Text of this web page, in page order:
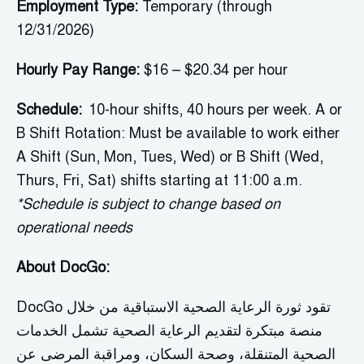
Employment Type: Temporary (through
12/31/2026)
Hourly Pay Range: $1 6 – $20.34 per hour
Schedule: 10-hour shifts, 40 hours per week. A or
B Shift Rotation: Must be available to work either
A Shift (Sun, Mon, Tues, Wed) or B Shift (Wed,
Thurs, Fri, Sat) shifts starting at 11:00 a.m.
*Schedule is subject to change based on
operational needs
About DocGo:
DocGo
منصة مبتكرة لتقديم الرعاية الصحية تشمل الخدمات
الصحية المتنقلة، وصحة السكان، ومراقبة المرضى عن